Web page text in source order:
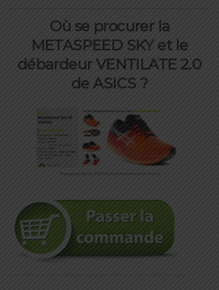
Où se procurer la
METASPEED SKY et le
débardeur VENTILATE 2.0
de ASICS ?
Metaspeed Sky de ASICS chez notre partenaire i-Run.fr